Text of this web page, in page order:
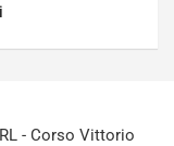
- Corso Vittorio